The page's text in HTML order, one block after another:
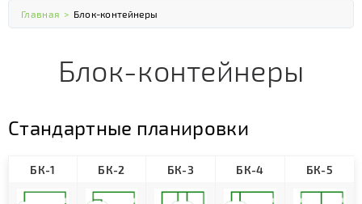
Главная > Блок-контейнеры
Блок-контейнеры
Стандартные планировки
БК-1 БК-2 БК-3 БК-4 БК-5